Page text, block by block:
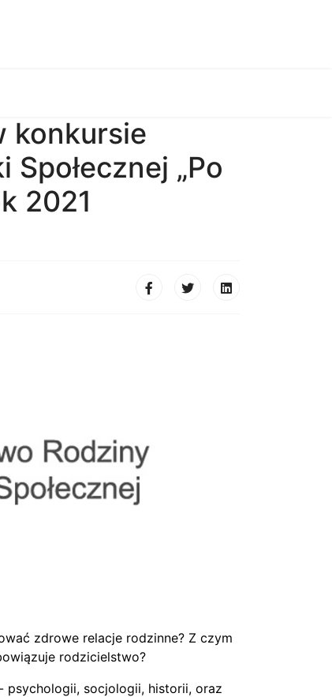
konkursie
„Po
2021
zdrowe relacje rodzinne? Z czym
rodzicielstwo?
socjologii, historii, oraz